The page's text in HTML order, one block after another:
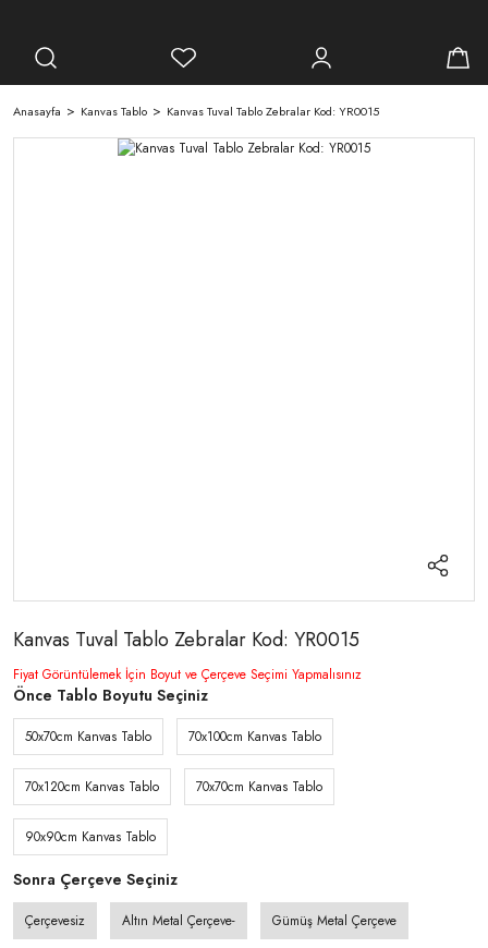
Anasayfa Kanvas Tablo Kanvas Tuval Tablo Zebralar Kod: YR0015
Kanvas Tuval Tablo Zebralar Kod: YR0015
Fiyat Görüntülemek İçin Boyut ve Çerçeve Seçimi Yapmalısınız
Önce Tablo Boyutu Seçiniz
50x70cm Kanvas Tablo 70x100cm Kanvas Tablo
70x120cm Kanvas Tablo 70x70cm Kanvas Tablo
90x90cm Kanvas Tablo
Sonra Çerçeve Seçiniz
Çerçevesiz Altın Metal Çerçeve- Gümüş Metal Çerçeve